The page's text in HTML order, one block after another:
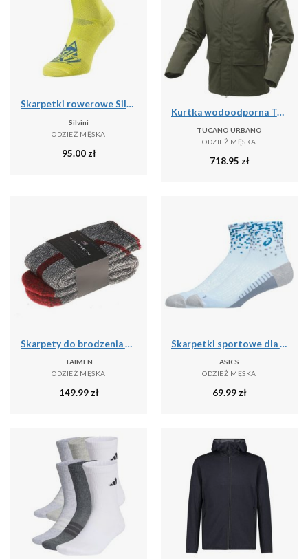
Skarpetki rowerowe Silvini Orino UA1809
Silvini
ODZIEŻ MĘSKA
95.00 zł
Kurtka wodoodporna Tucano Urbano Diretto
TUCANO URBANO
ODZIEŻ MĘSKA
718.95 zł
Skarpety do brodzenia Taimen Merino Turuun Extreame
TAIMEN
ODZIEŻ MĘSKA
149.99zł
Skarpetki sportowe dla dorosłych Performance Run Quarter Sock
ASICS
ODZIEŻ MĘSKA
69.99zł